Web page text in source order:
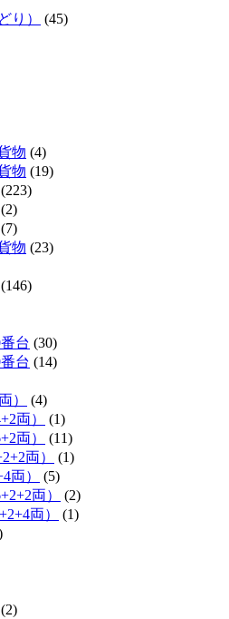
り）
(45)
物 (4)
物 (19)
(223)
(2)
(7)
物 (23)
(146)
台 (30)
台 (14)
）
(4)
両）
(1)
両）
(11)
両）
(1)
両）
(5)
両）
(2)
両）
(1)
(2)